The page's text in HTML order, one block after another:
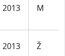
2013 M
2013 Ž